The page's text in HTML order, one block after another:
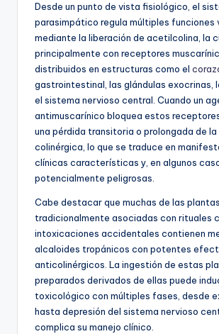
Desde un punto de vista fisiológico, el
parasimpático regula múltiples funciones
mediante la liberación de acetilcolina, la
principalmente con receptores
distribuidos en estructuras como el
gastrointestinal, las glándulas exocrinas,
el sistema nervioso central. Cuando un
antimuscarínico bloquea estos
una pérdida transitoria o prolongada de la
colinérgica, lo que se traduce en
clínicas características y, en algunos
potencialmente peligrosas.
Cabe destacar que muchas de las plantas
tradicionalmente asociadas con rituales
intoxicaciones accidentales contienen
alcaloides tropánicos con potentes
anticolinérgicos. La ingestión de estas
preparados derivados de ellas puede
toxicológico con múltiples fases, desde
hasta depresión del sistema nervioso
complica su manejo clínico.